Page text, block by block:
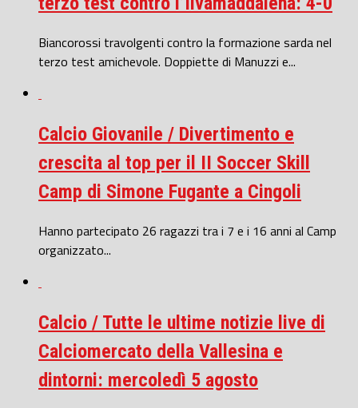
Biancorossi travolgenti contro la formazione sarda nel
terzo test amichevole. Doppiette di Manuzzi e...
Calcio Giovanile / Divertimento e
crescita al top per il II Soccer Skill
Camp di Simone Fugante a Cingoli
Hanno partecipato 26 ragazzi tra i 7 e i 16 anni al Camp
organizzato...
Calcio / Tutte le ultime notizie live di
Calciomercato della Vallesina e
dintorni: mercoledì 5 agosto